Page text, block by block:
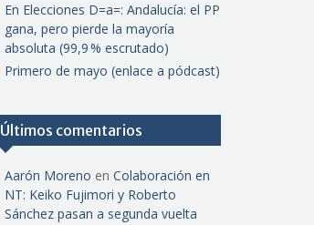
En Elecciones D=a=: Andalucía: el PP
gana, pero pierde la mayoría
absoluta (99,9 % escrutado)
Primero de mayo (enlace a pódcast)
Últimos comentarios
Aarón Moreno en Colaboración en
NT: Keiko Fujimori y Roberto
Sánchez pasan a segunda vuelta